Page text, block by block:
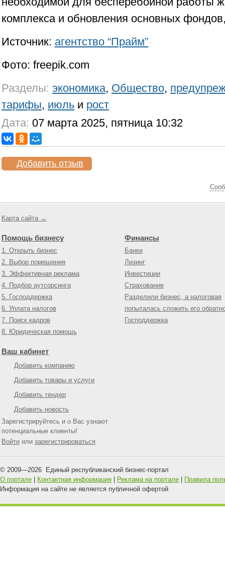
комплекса и обновления основных
Источник: агентство “Прайм”
Фото: freepik.com
Разделы: экономика, Общество,
тарифы, июль и рост
Дата: 07 марта 2025, пятница 10:32
Добавить отзыв
Карта сайта →
Помощь бизнесу
1. Открыть бизнес
2. Выбор помещения
3. Эффективная реклама
4. Подбор аутсорсинга
5. Господдержка
6. Уплата налогов
7. Поиск кадров
8. Юридическая помощь
Финансы
Банки
Лизинг
Инвестиции
Страхование
Разделили бизнес, а налоговая
попыталась сложить его
Господдержка
Ваш кабинет
Добавить компанию
Добавить товары и услуги
Добавить тендер
Добавить новость
Зарегистрируйтесь и о Вас узнают
потенциальные клиенты!
Войти или зарегистрироваться
© 2009—2026 Единый республиканский бизнес-портал
О портале
Контактная информация Реклама на портале
Правила
Информация на сайте не является публичной офертой